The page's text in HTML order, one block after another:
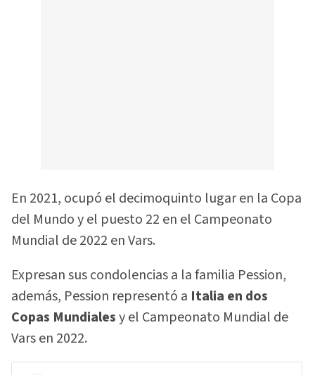
En 2021, ocupó el decimoquinto lugar en la Copa
del Mundo y el puesto 22 en el Campeonato
Mundial de 2022 en Vars.
Expresan sus condolencias a la familia Pession,
además, Pession representó a Italia en dos
Copas Mundialesy el Campeonato Mundial de
Vars en 2022.